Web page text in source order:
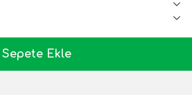
Sepete Ekle